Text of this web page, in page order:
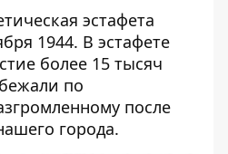
эстафета
1944. В эстафете
более 15 тысяч
по
после
города.